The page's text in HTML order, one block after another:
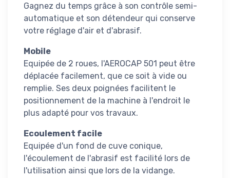
Gagnez du temps grâce à son contrôle semi-
automatique et son détendeur qui conserve
votre réglage d'air et d'abrasif.
Mobile
Equipée de 2 roues, l'AEROCAP 501 peut être
déplacée facilement, que ce soit à vide ou
remplie. Ses deux poignées facilitent le
positionnement de la machine à l'endroit le
plus adapté pour vos travaux.
Ecoulement facile
Equipée d'un fond de cuve conique,
l'écoulement de l'abrasif est facilité lors de
l'utilisation ainsi que lors de la vidange.